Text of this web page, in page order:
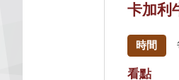
卡加利
時間
看點